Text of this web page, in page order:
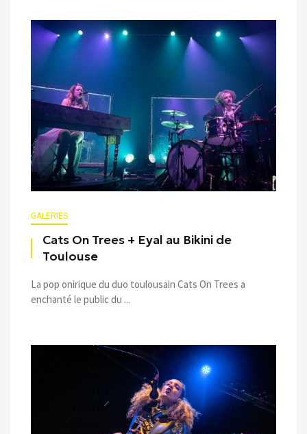
GALERIES
Cats On Trees + Eyal au Bikini de
Toulouse
La pop onirique du duo toulousain Cats On Trees a
enchanté le public du ...